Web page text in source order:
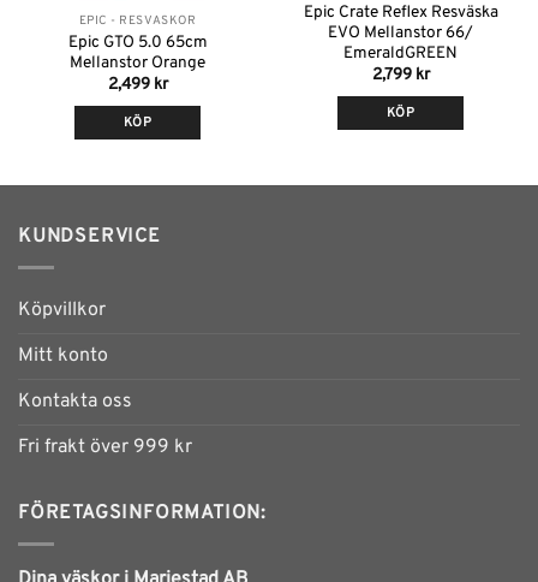
EPIC - RESVÄSKOR
Epic GTO 5.0 65cm
Mellanstor Orange
2,499 kr
KÖP
Epic Crate Reflex Resväska
EVO Mellanstor 66/
EmeraldGREEN
2,799 kr
KÖP
KUNDSERVICE
Köpvillkor
Mitt konto
Kontakta oss
Fri frakt över 999 kr
FÖRETAGSINFORMATION: